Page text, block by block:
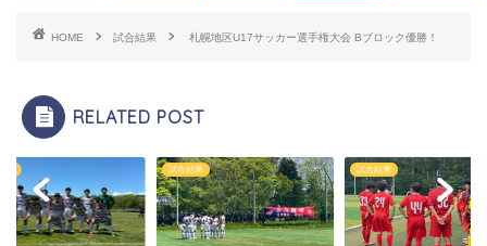
HOME 試合結果 札幌地区U17サッカー選手権大会 Bブロック優勝！
RELATED POST
試合結果 試合結果